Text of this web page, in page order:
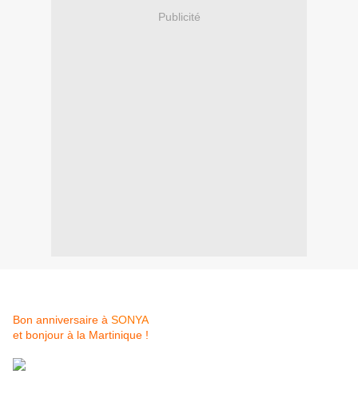
Publicité
Bon anniversaire à SONYA
et bonjour à la Martinique !